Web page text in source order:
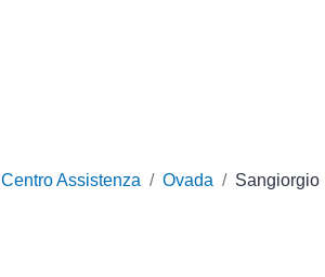
Centro Assistenza Ovada Sangiorgio